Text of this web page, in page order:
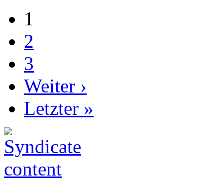
1
2
3
Weiter ›
Letzter »